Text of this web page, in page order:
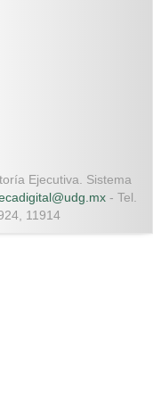
Ejecutiva. Sistema
- Tel.
11914